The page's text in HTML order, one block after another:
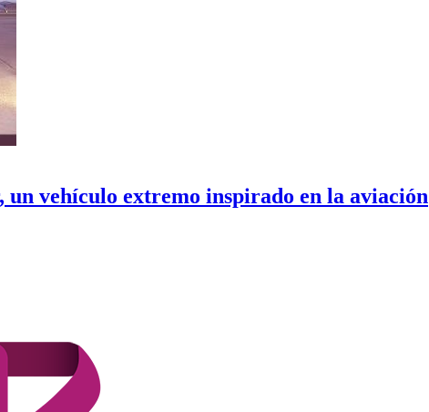
vehículo extremo inspirado en la aviación